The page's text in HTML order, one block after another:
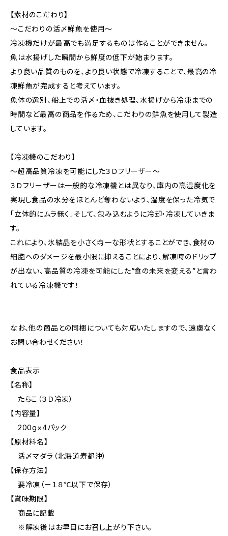
【素材のこだわり】
～こだわりの活〆鮮魚を使用～
冷凍機だけが最高でも満足するものは作ることができません。
魚は水揚げした瞬間から鮮度の低下が始まります。
より良い品質のものを、より良い状態で冷凍することで、最高の冷
凍鮮魚が完成すると考えています。
魚体の選別、船上での活〆・血抜き処理、水揚げから冷凍までの
時間など最高の商品を作るため、こだわりの鮮魚を使用して製造
しています。
【冷凍機のこだわり】
～超高品質冷凍を可能にした３Ｄフリーザー～
３Ｄフリーザーは一般的な冷凍機とは異なり、庫内の高湿度化を
実現し食品の水分をほとんど奪わないよう、湿度を保った冷気で
「立体的にムラ無く」そして、包み込むように冷却・冷凍していきま
す。
これにより、氷結晶を小さく均一な形状とすることができ、食材の
細胞へのダメージを最小限に抑えることにより、解凍時のドリップ
が出ない、高品質の冷凍を可能にした“食の未来を変える”と言わ
れている冷凍機です！
なお、他の商品との同梱についても対応いたしますので、遠慮なく
お問い合わせください！
食品表示
【名称】
たらこ（３Ｄ冷凍）
【内容量】
200g×4パック
【原材料名】
活〆マダラ（北海道寿都沖）
【保存方法】
要冷凍（－１８℃以下で保存）
【賞味期限】
商品に記載
※解凍後はお早目にお召し上がり下さい。